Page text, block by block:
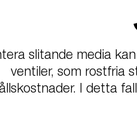
slitande media
ventiler, som rostfria
I detta